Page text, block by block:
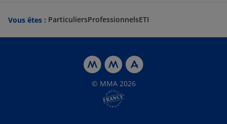
Vous êtes : ParticuliersProfessionnelsETI
© MMA 2026